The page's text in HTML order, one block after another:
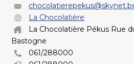
La Chocolatière
La Chocolatière Pékus Rue
Bastogne
061/288000